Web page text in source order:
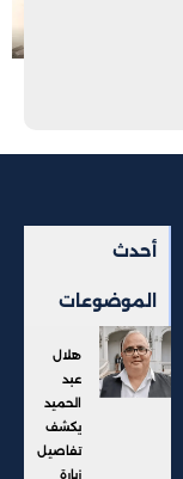
أحدث
الموضوعات
هلال
عبد
الحميد
يكشف
تفاصيل
زيارة